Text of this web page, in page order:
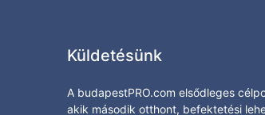
Küldetésünk
A budapestPRO.com elsődleges
akik második otthont, befektetési